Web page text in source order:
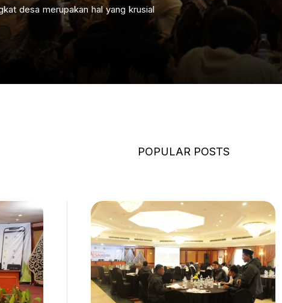
desa merupakan hal yang krusial
POPULAR POSTS